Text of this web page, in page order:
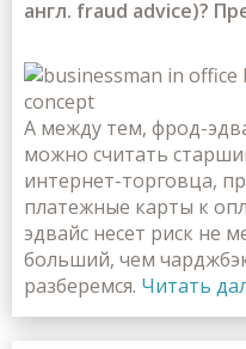
англ. fraud advice)?
А между тем, фрод-
можно считать
интернет-торговца,
платежные карты к
эдвайс несет риск не
больший, чем
разберемся. Читать